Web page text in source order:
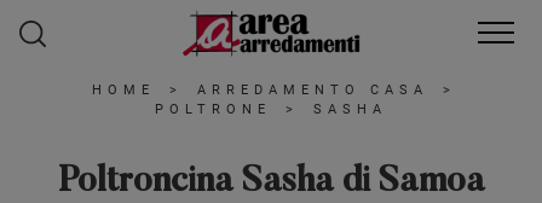
HOME > ARREDAMENTO CASA
>
POLTRONE
> SASHA
Poltroncina Sasha di Samoa